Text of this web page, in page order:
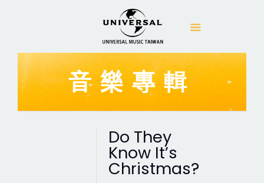
音樂專輯
Do They
Know It’s
Christmas?